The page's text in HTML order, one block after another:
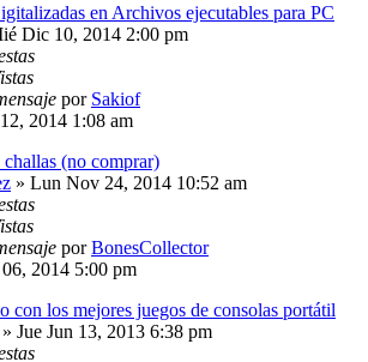
en Archivos ejecutables para PC
Dic 10, 2014 2:00 pm
por Sakiof
2014 1:08 am
(no comprar)
» Lun Nov 24, 2014 10:52 am
porBonesCollector
2014 5:00 pm
con los mejores juegos de consolas portátil
» Jue Jun 13, 2013 6:38 pm